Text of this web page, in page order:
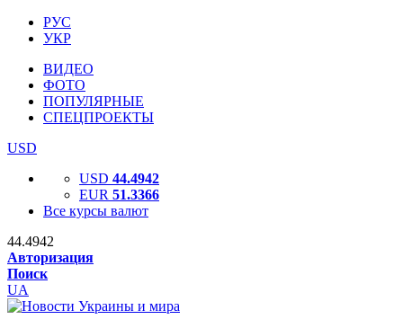
РУС
УКР
ВИДЕО
ФОТО
ПОПУЛЯРНЫЕ
СПЕЦПРОЕКТЫ
USD
USD 44.4942
EUR 51.3366
Все курсы валют
44.4942
Авторизация
Поиск
UA